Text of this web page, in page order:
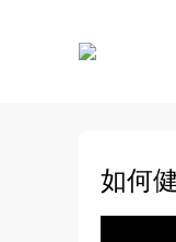
如何